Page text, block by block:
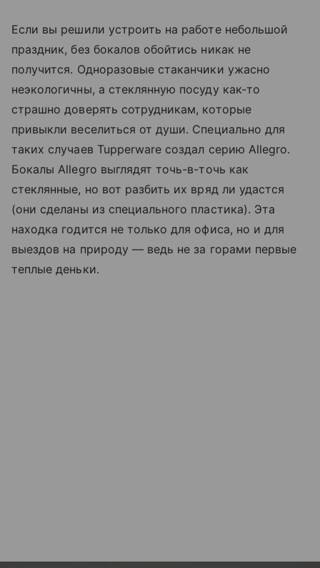
Если вы решили устроить на работе небольшой
праздник, без бокалов обойтись никак не
получится. Одноразовые стаканчики ужасно
неэкологичны, а стеклянную посуду как-то
страшно доверять сотрудникам, которые
привыкли веселиться от души. Специально для
таких случаев Tupperware создал серию Allegro.
Бокалы Allegro выглядят точь-в-точь как
стеклянные, но вот разбить их вряд ли удастся
(они сделаны из специального пластика). Эта
находка годится не только для офиса, но и для
выездов на природу — ведь не за горами первые
теплые деньки.